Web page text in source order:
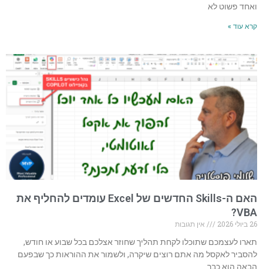
ואחד פשוט לא
קרא עוד »
האם ה-Skills החדשים של Excel עומדים להחליף את
VBA?
26 ביולי 2026
אין תגובות
תארו לעצמכם שתוכלו לקחת תהליך שחוזר אצלכם בכל שבוע או חודש,
להסביר לאקסל מה אתם רוצים שיקרה, ולשמור את ההוראות כך שבפעם
הבאה הוא כבר